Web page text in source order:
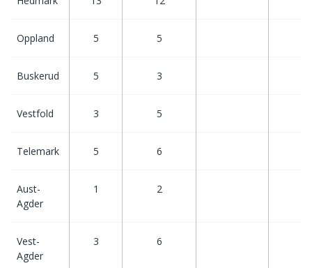
Oppland 5 5
Buskerud 5 3
Vestfold 3 5
Telemark 5 6
Aust-
Agder
1 2
Vest-
Agder
3 6